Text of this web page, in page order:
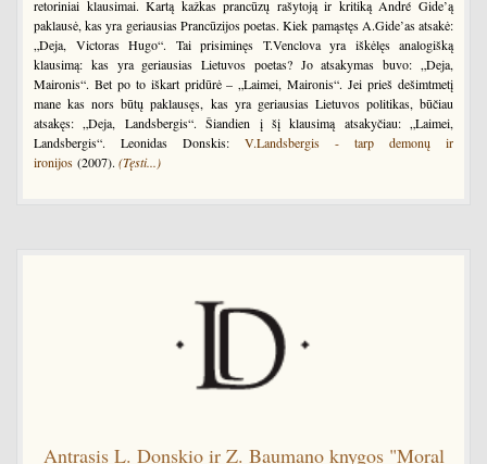
retoriniai klausimai. Kartą kažkas prancūzų rašytoją ir kritiką André Gide’ą
paklausė, kas yra geriausias Prancūzijos poetas. Kiek pamąstęs A.Gide’as atsakė:
„Deja, Victoras Hugo“. Tai prisiminęs T.Venclova yra iškėlęs analogišką
klausimą: kas yra geriausias Lietuvos poetas? Jo atsakymas buvo: „Deja,
Maironis“. Bet po to iškart pridūrė – „Laimei, Maironis“. Jei prieš dešimtmetį
mane kas nors būtų paklausęs, kas yra geriausias Lietuvos politikas, būčiau
atsakęs: „Deja, Landsbergis“. Šiandien į šį klausimą atsakyčiau: „Laimei,
Landsbergis“. Leonidas Donskis: V.Landsbergis - tarp demonų ir
ironijos (2007). (Tęsti...)
Antrasis L. Donskio ir Z. Baumano knygos "Moral